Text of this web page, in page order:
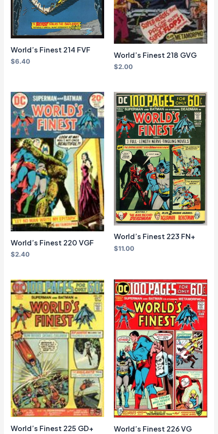
World’s Finest 214 FVF
$6.40
World’s Finest 218 GVG
$2.00
World’s Finest 220 VGF
$2.40
World’s Finest 223 FN+
$11.00
World’s Finest 225 GD+ World’s Finest 226 VG